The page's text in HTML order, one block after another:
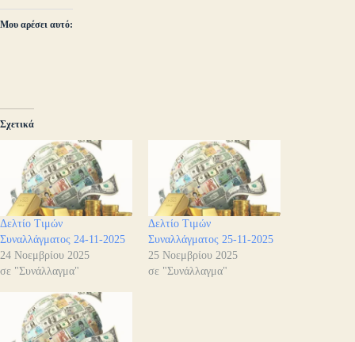
Μου αρέσει αυτό:
Σχετικά
Δελτίο Τιμών
Συναλλάγματος 24-11-2025
24 Νοεμβρίου 2025
σε "Συνάλλαγμα"
Δελτίο Τιμών
Συναλλάγματος 25-11-2025
25 Νοεμβρίου 2025
σε "Συνάλλαγμα"